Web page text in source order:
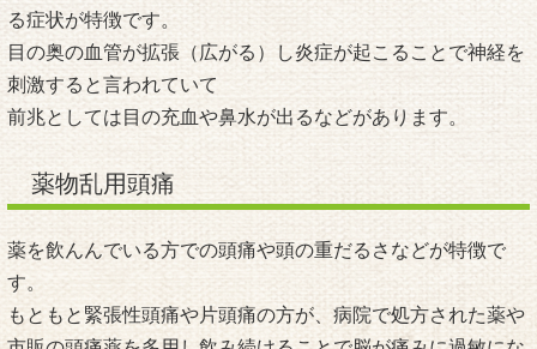
る症状が特徴です。
目の奥の血管が拡張（広がる）し炎症が起こることで神経を
刺激すると言われていて
前兆としては目の充血や鼻水が出るなどがあります。
薬物乱用頭痛
薬を飲んんでいる方での頭痛や頭の重だるさなどが特徴で
す。
もともと緊張性頭痛や片頭痛の方が、病院で処方された薬や